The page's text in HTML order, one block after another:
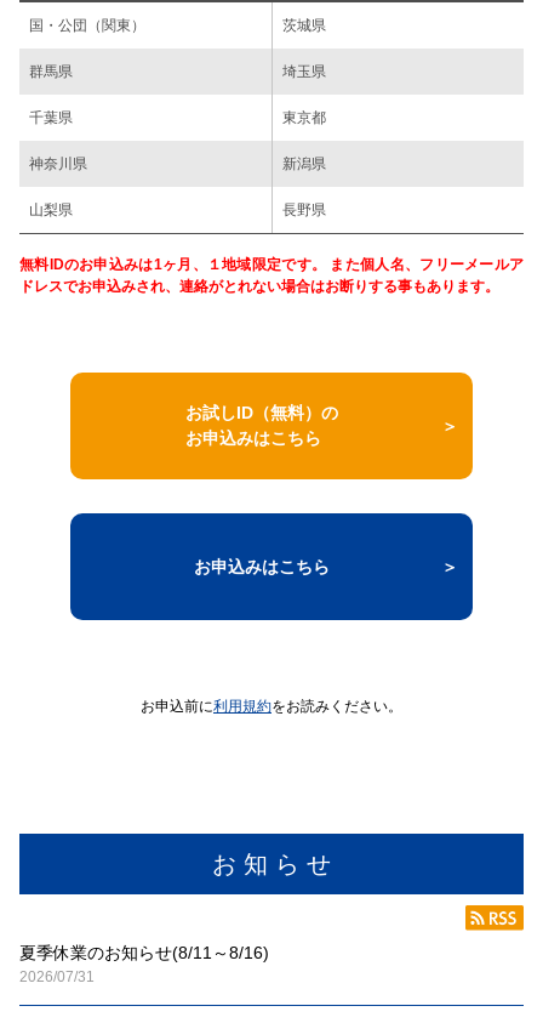
お 知 ら せ
夏季休業のお知らせ(8/11～8/16)
2026/07/31
国・公団（関東） 茨城県
群馬県 埼玉県
千葉県 東京都
神奈川県 新潟県
山梨県 長野県
無料IDのお申込みは1ヶ月、１地域限定です。 また個人名、フリーメールア
ドレスでお申込みされ、連絡がとれない場合はお断りする事もあります。
お試しID（無料）の
お申込みはこちら
お申込みはこちら
お申込前に利用規約をお読みください。